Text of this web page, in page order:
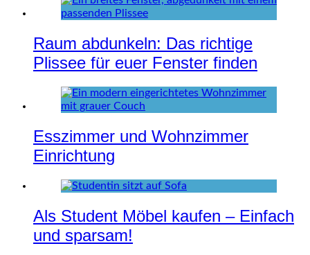
Raum abdunkeln: Das richtige
Plissee für euer Fenster finden
Esszimmer und Wohnzimmer
Einrichtung
Als Student Möbel kaufen – Einfach
und sparsam!